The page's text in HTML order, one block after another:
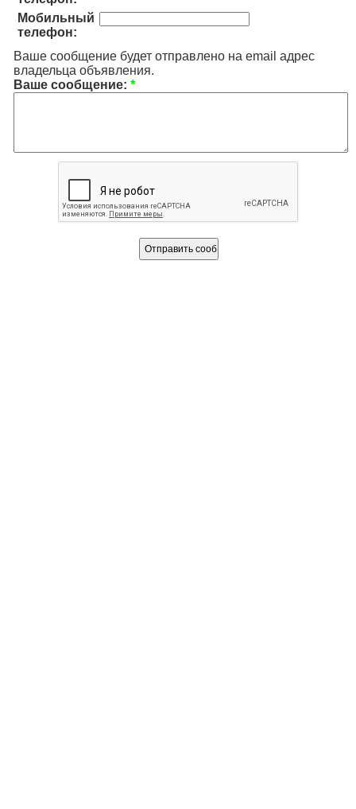
Мобильный
телефон:
Ваше сообщение будет отправлено на email адрес
владельца объявления.
Ваше сообщение: *